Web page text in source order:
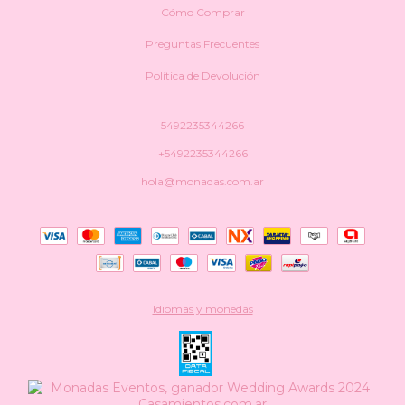
Cómo Comprar
Preguntas Frecuentes
Política de Devolución
5492235344266
+5492235344266
hola@monadas.com.ar
Idiomas y monedas